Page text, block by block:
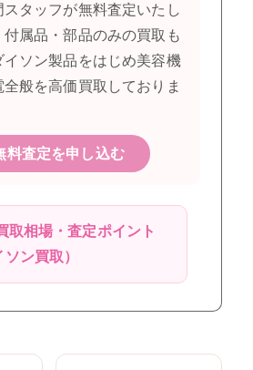
スタッフが無料査定いたし
付属品・部品のみの買取も
イソン製品をはじめ美容機
般を高価買取しておりま
料査定を申し込む
取相場・査定ポイント
ン買取）